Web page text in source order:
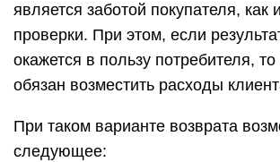
является заботой покупателя, как
проверки. При этом, если
окажется в пользу потребителя,
обязан возместить расходы
При таком варианте возврата
следующее: